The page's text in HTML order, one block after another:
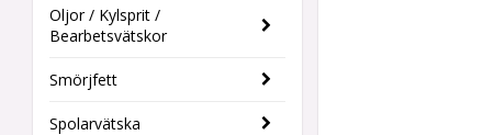
Oljor / Kylsprit /
Bearbetsvätskor
Smörjfett
Spolarvätska